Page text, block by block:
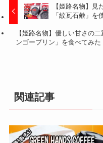
【姫路名物】
「紋瓦石鹸」を
【姫路名物】優しい甘さの
ンゴープリン」を食べてみた
関連記事